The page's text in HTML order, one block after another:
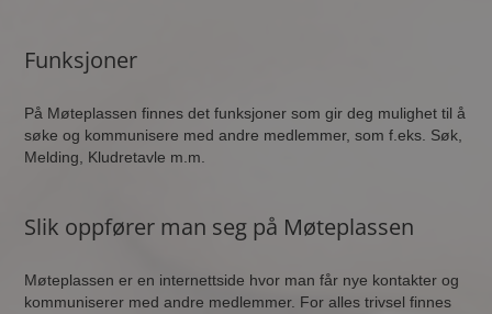
Funksjoner
På Møteplassen finnes det funksjoner som gir deg mulighet til å
søke og kommunisere med andre medlemmer, som f.eks. Søk,
Melding, Kludretavle m.m.
Slik oppfører man seg på Møteplassen
Møteplassen er en internettside hvor man får nye kontakter og
kommuniserer med andre medlemmer. For alles trivsel finnes